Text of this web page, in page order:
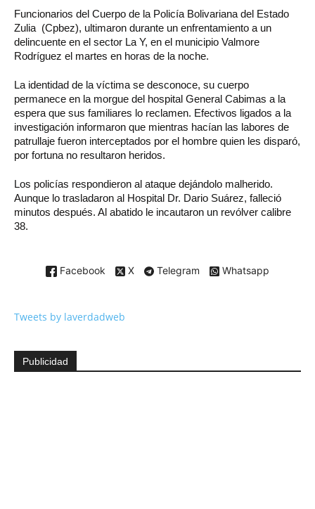
Funcionarios del Cuerpo de la Policía Bolivariana del Estado
Zulia (Cpbez), ultimaron durante un enfrentamiento a un
delincuente en el sector La Y, en el municipio Valmore
Rodríguez el martes en horas de la noche.
La identidad de la víctima se desconoce, su cuerpo
permanece en la morgue del hospital General Cabimas a la
espera que sus familiares lo reclamen. Efectivos ligados a la
investigación informaron que mientras hacían las labores de
patrullaje fueron interceptados por el hombre quien les disparó,
por fortuna no resultaron heridos.
Los policías respondieron al ataque dejándolo malherido.
Aunque lo trasladaron al Hospital Dr. Dario Suárez, falleció
minutos después. Al abatido le incautaron un revólver calibre
38.
Facebook X Telegram Whatsapp
Tweets by laverdadweb
Publicidad